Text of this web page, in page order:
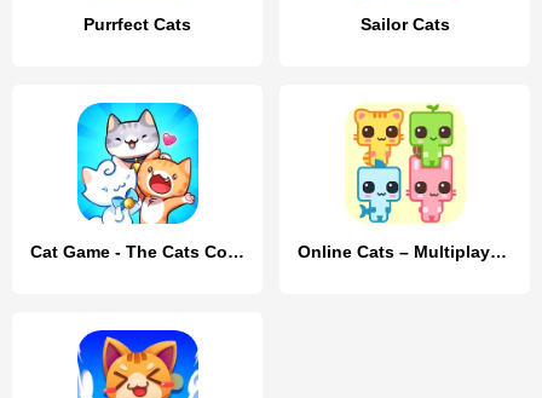
Purrfect Cats Sailor Cats
Cat Game - The Cats Collector! Online Cats – Multiplayer Park